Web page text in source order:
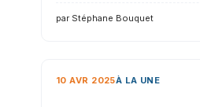
par Stéphane Bouquet
10 AVR 2025À LA UNE